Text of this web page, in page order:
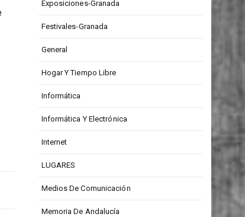
DESTACADOS
Exposiciones-Granada
Festivales-Granada
General
Hogar Y Tiempo Libre
Informática
Informática Y Electrónica
Internet
LUGARES
Medios De Comunicación